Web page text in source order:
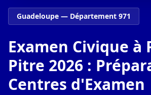
Guadeloupe — Département 971
Examen Civique à
Pitre 2026 :
Centres d'Examen